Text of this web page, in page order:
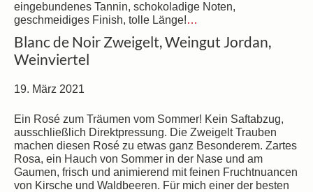
eingebundenes Tannin, schokoladige Noten,
geschmeidiges Finish, tolle Länge!…
Blanc de Noir Zweigelt, Weingut Jordan,
Weinviertel
19. März 2021
Ein Rosé zum Träumen vom Sommer! Kein Saftabzug,
ausschließlich Direktpressung. Die Zweigelt Trauben
machen diesen Rosé zu etwas ganz Besonderem. Zartes
Rosa, ein Hauch von Sommer in der Nase und am
Gaumen, frisch und animierend mit feinen Fruchtnuancen
von Kirsche und Waldbeeren. Für mich einer der besten